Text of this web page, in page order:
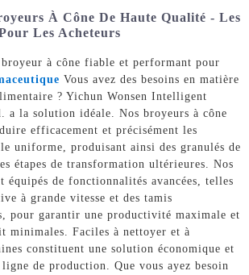
À Cône De Haute Qualité - Les
Les Acheteurs
broyeur à cône fiable et performant pour
Vous avez des besoins en matière
? Yichun Wonsen Intelligent
a la solution idéale. Nos broyeurs à cône
efficacement et précisément les
uniforme, produisant ainsi des granulés de
étapes de transformation ultérieures. Nos
équipés de fonctionnalités avancées, telles
à grande vitesse et des tamis
pour garantir une productivité maximale et
minimales. Faciles à nettoyer et à
constituent une solution économique et
de production. Que vous ayez besoin